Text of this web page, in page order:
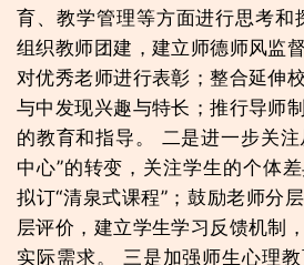
育、教学管理等方面进行思考和
组织教师团建，建立师德师风监
对优秀老师进行表彰；整合延伸
与中发现兴趣与特长；推行导师
的教育和指导。 二是进一步关注
中心”的转变，关注学生的个体
拟订“清泉式课程”；鼓励老师分
层评价，建立学生学习反馈机制
实际需求。 三是加强师生心理